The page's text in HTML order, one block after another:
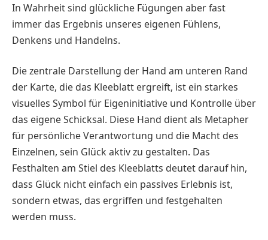
In Wahrheit sind glückliche Fügungen aber fast
immer das Ergebnis unseres eigenen Fühlens,
Denkens und Handelns.
Die zentrale Darstellung der Hand am unteren Rand
der Karte, die das Kleeblatt ergreift, ist ein starkes
visuelles Symbol für Eigeninitiative und Kontrolle über
das eigene Schicksal. Diese Hand dient als Metapher
für persönliche Verantwortung und die Macht des
Einzelnen, sein Glück aktiv zu gestalten. Das
Festhalten am Stiel des Kleeblatts deutet darauf hin,
dass Glück nicht einfach ein passives Erlebnis ist,
sondern etwas, das ergriffen und festgehalten
werden muss.